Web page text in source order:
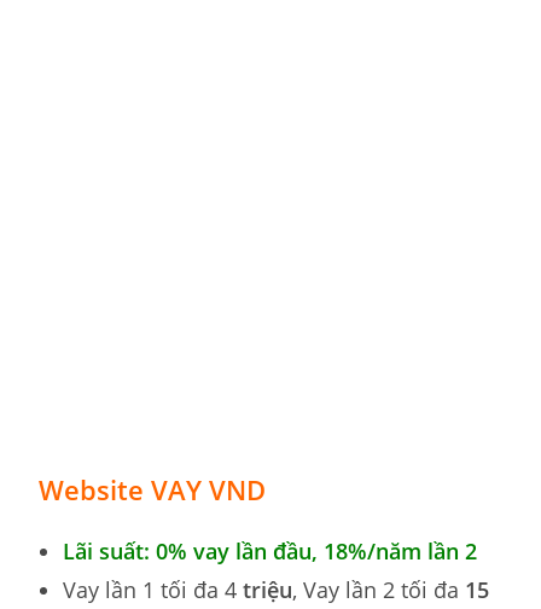
Website VAY VND
Lãi suất: 0% vay lần đầu, 18%/năm lần 2
Vay lần 1 tối đa 4 triệu, Vay lần 2 tối đa 15